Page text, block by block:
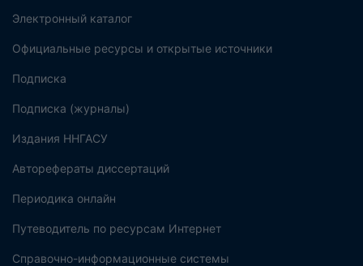
Электронный каталог
Официальные ресурсы и открытые источники
Подписка
Подписка (журналы)
Издания ННГАСУ
Авторефераты диссертаций
Периодика онлайн
Путеводитель по ресурсам Интернет
Справочно-информационные системы